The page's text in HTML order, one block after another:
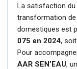
La satisfaction du
transformation de
domestiques est
075 en 2024,
Pour
AAR SEN’EAU,